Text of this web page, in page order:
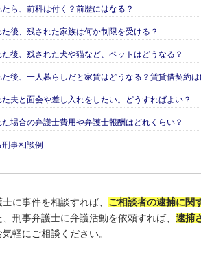
ら、前科は付く？前歴にはなる？
後、残された家族は何か制限を受ける？
後、残された犬や猫など、ペットはどうなる？
後、一人暮らしだと家賃はどうなる？賃貸借契約は
夫と面会や差し入れをしたい。どうすればよい？
場合の弁護士費用や弁護士報酬はどれくらい？
刑事相談例
に事件を相談すれば、 ご相談者の逮捕に関
、刑事弁護士に弁護活動を依頼すれば、 逮捕
気軽にご相談ください。